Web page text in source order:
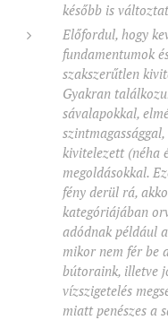
később is
Előfordul, hogy
fundamentumok
szakszerűtlen
Gyakran
sávalapokkal,
kivitelezett (néha
megoldásokkal.
fény derül rá,
kategóriájában
adódnak például
mikor nem fér be
bútoraink, illetve
vízszigetelés
miatt penészes a